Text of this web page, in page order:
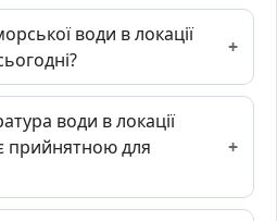
води в локації
води в локації
прийнятною для